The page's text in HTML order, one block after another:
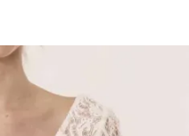
mit
ausdrucksstark